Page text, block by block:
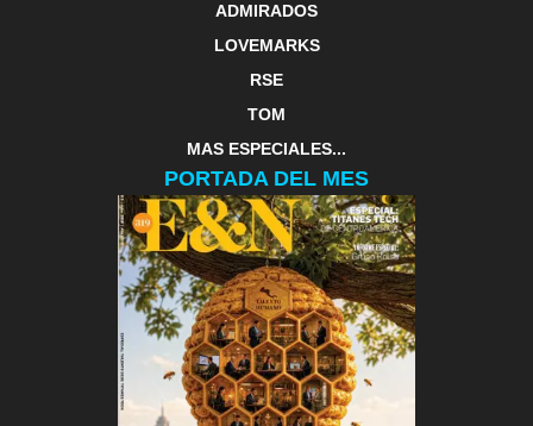
ADMIRADOS
LOVEMARKS
RSE
TOM
MAS ESPECIALES...
PORTADA DEL MES